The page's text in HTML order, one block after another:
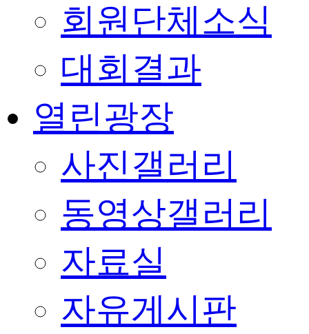
회원단체소식
대회결과
열린광장
사진갤러리
동영상갤러리
자료실
자유게시판